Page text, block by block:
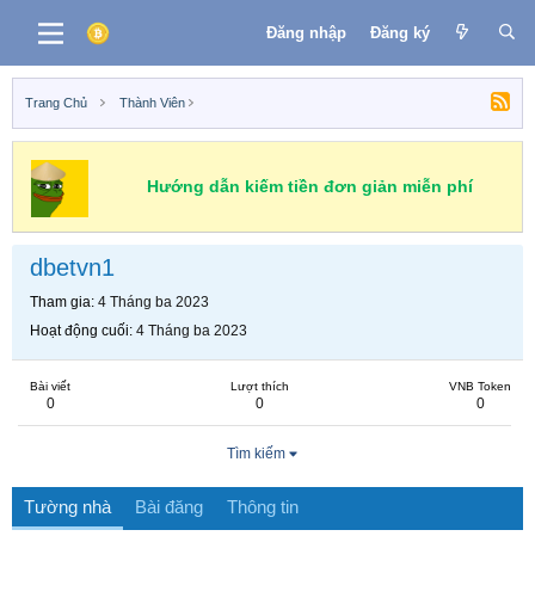
Đăng nhập Đăng ký
Trang Chủ Thành Viên
Hướng dẫn kiếm tiền đơn giản miễn phí
dbetvn1
Tham gia 4 Tháng ba 2023
Hoạt động cuối 4 Tháng ba 2023
Bài viết
0
Lượt thích
0
VNB Token
0
Tìm kiếm
Tường nhà Bài đăng Thông tin